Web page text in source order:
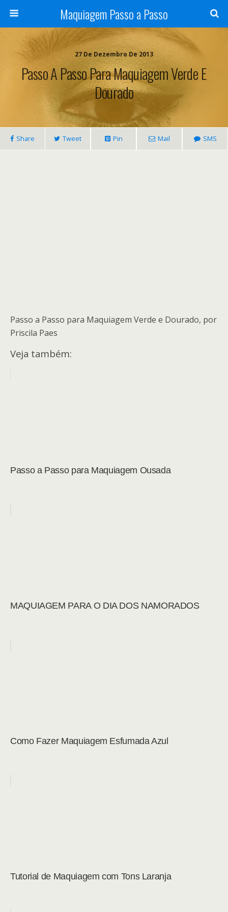
Maquiagem Passo a Passo
27 De Dezembro De 2013
Passo A Passo Para Maquiagem Verde E
Dourado
Share Tweet Pin Mail SMS
Passo a Passo para Maquiagem Verde e Dourado, por
Priscila Paes
Veja também:
Passo a Passo para Maquiagem Ousada
MAQUIAGEM PARA O DIA DOS NAMORADOS
Como Fazer Maquiagem Esfumada Azul
Tutorial de Maquiagem com Tons Laranja